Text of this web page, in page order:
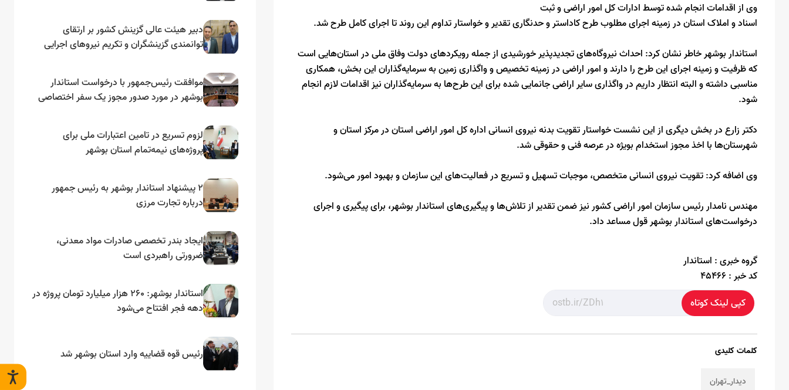
وی از اقدامات انجام شده توسط ادارات کل امور اراضی و ثبت
اسناد و املاک استان در زمینه اجرای مطلوب طرح کاداستر و حدنگاری تقدیر و خواستار تداوم این روند تا اجرای کامل طرح شد.
استاندار بوشهر خاطر نشان کرد: احداث نیروگاه‌های تجدیدپذیر خورشیدی از جمله رویکردهای دولت وفاق ملی در استان‌هایی است
که ظرفیت و زمینه اجرای این طرح را دارند و امور اراضی در زمینه تخصیص و واگذاری زمین به سرمایه‌گذاران این بخش، همکاری
مناسبی داشته و البته انتظار داریم در واگذاری سایر اراضی جانمایی شده برای این طرح‌ها به سرمایه‌گذاران نیز اقدامات لازم انجام
شود.
دکتر زارع در بخش دیگری از این نشست خواستار تقویت بدنه نیروی انسانی اداره کل امور اراضی استان در مرکز استان و
شهرستان‌ها با اخذ مجوز استخدام بویژه در عرصه فنی و حقوقی شد.
وی اضافه کرد: تقویت نیروی انسانی متخصص، موجبات تسهیل و تسریع در فعالیت‌های این سازمان و بهبود امور می‌شود.
مهندس نامدار رئیس سازمان امور اراضی کشور نیز ضمن تقدیر از تلاش‌ها و پیگیری‌های استاندار بوشهر، برای پیگیری و اجرای
درخواست‌های استاندار بوشهر قول مساعد داد.
گروه خبری : استاندار
کد خبر :45466
کپی لینک کوتاه
کلمات کلیدی
دیدار_تهران
دبیر هیئت عالی گزینش کشور بر ارتقای
توانمندی گزینشگران و تکریم نیروهای اجرایی
موافقت رئیس‌جمهور با درخواست استاندار
بوشهر در مورد صدور مجوز یک سفر اختصاصی
لزوم تسریع در تامین اعتبارات ملی برای
پروژه‌های نیمه‌تمام استان بوشهر
۲ پیشنهاد استاندار بوشهر به رئیس جمهور
درباره تجارت مرزی
ایجاد بندر تخصصی صادرات مواد معدنی،
ضرورتی راهبردی است
استاندار بوشهر: ۲۶۰ هزار میلیارد تومان پروژه در
دهه فجر افتتاح می‌شود
رئیس قوه قضاییه وارد استان بوشهر شد